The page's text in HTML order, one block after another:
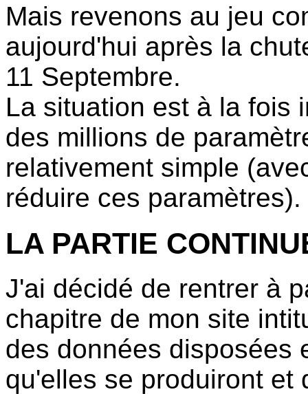
Mais revenons au jeu
aujourd'hui après la
11 Septembre.
La situation est à la fois
des millions de
relativement simple
réduire ces paramètres).
LA PARTIE
J'ai décidé de rentrer à
chapitre de mon site
des données disposées
qu'elles se produiront et